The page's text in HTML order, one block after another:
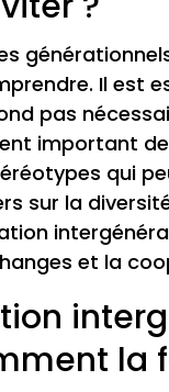
Il est
pas
important
qui
sur la
et la
la